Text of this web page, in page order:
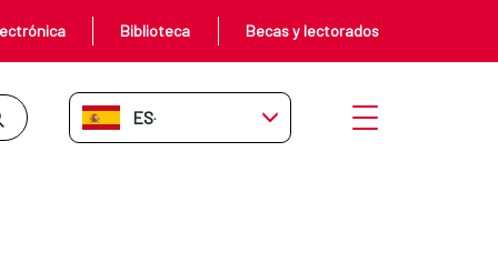
Biblioteca Becas y lectorados
ES-ES Abrir menú